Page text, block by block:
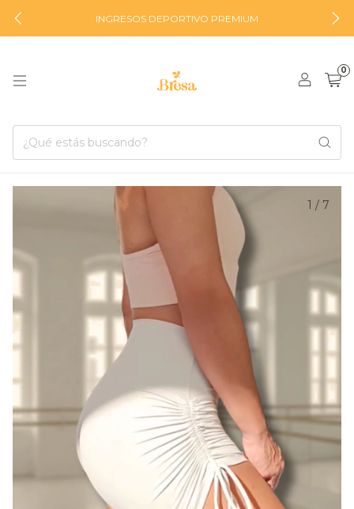
INGRESOS DEPORTIVO PREMIUM
0
1 / 7